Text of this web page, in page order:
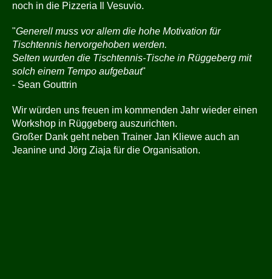
noch in die Pizzeria Il Vesuvio.
"Generell muss vor allem die hohe Motivation für
Tischtennis hervorgehoben werden.
Selten wurden die Tischtennis-Tische in Rüggeberg mit
solch einem Tempo aufgebaut"
- Sean Gouttrin
Wir würden uns freuen im kommenden Jahr wieder einen
Workshop in Rüggeberg auszurichten.
Großer Dank geht neben Trainer Jan Kliewe auch an
Jeanine und Jörg Ziaja für die Organisation.